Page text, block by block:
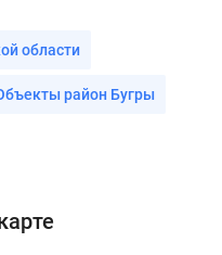
области
район Бугры